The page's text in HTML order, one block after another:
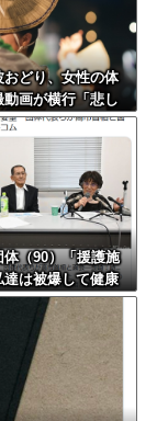
おどり、女性の体
画が横行「悲し
悪い」
（90）「援護施
達は被爆して健康